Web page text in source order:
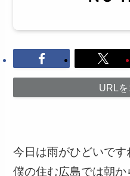
URL
今日は雨がひどいです
僕の住む広島では朝